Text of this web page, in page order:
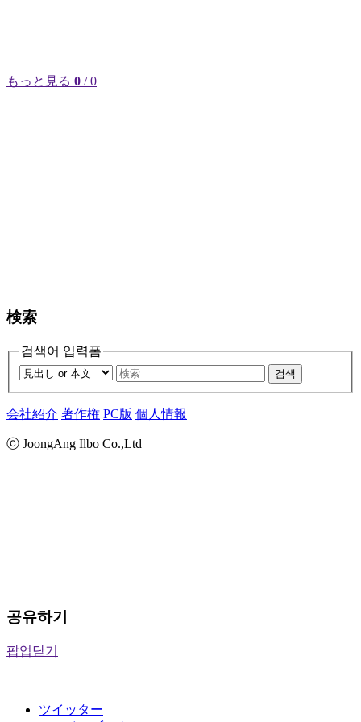
もっと見る 0 / 0
検索
검색어 입력폼
검색
会社紹介 著作権 PC版 個人情報
ⓒ JoongAng Ilbo Co.,Ltd
공유하기
팝업닫기
ツイッター